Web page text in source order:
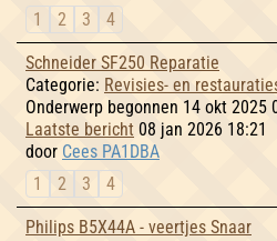
1
2 3 4
Schneider SF250 Reparatie
Categorie: Revisies- en
Onderwerp begonnen 14 okt 2025
Laatste bericht 08 jan 2026 18:21
door Cees PA1DBA
1
2 3 4
Philips B5X44A - veertjes Snaar